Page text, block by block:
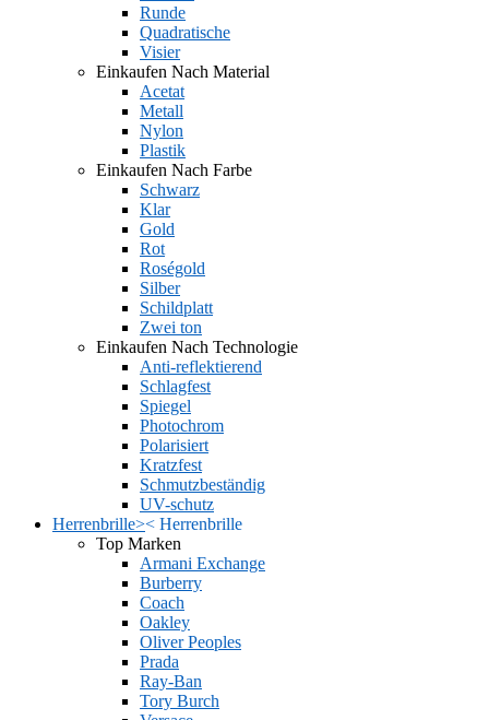
Runde
Quadratische
Visier
Einkaufen Nach Material
Acetat
Metall
Nylon
Plastik
Einkaufen Nach Farbe
Schwarz
Klar
Gold
Rot
Roségold
Silber
Schildplatt
Zwei ton
Einkaufen Nach Technologie
Anti-reflektierend
Schlagfest
Spiegel
Photochrom
Polarisiert
Kratzfest
Schmutzbeständig
UV-schutz
Herrenbrille>< Herrenbrille
Top Marken
Armani Exchange
Burberry
Coach
Oakley
Oliver Peoples
Prada
Ray-Ban
Tory Burch